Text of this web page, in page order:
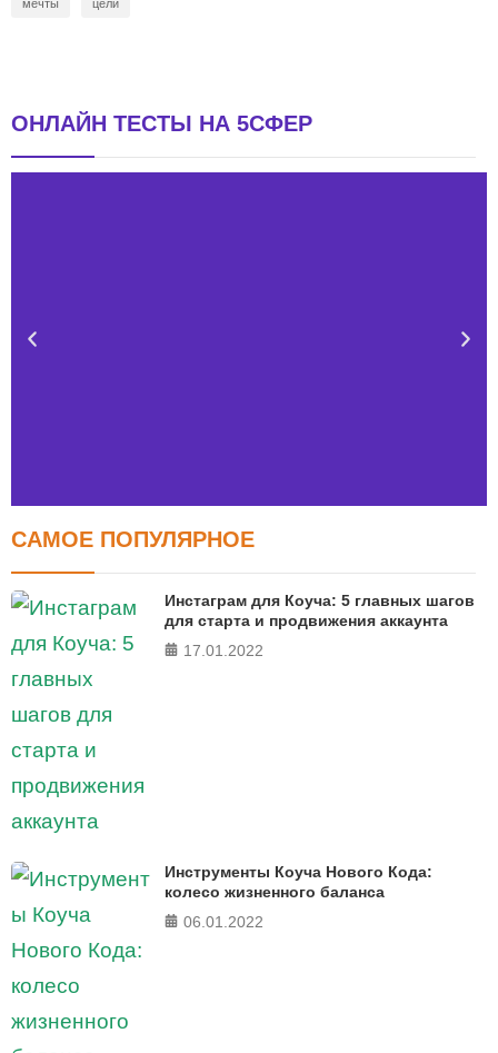
мечты цели
ОНЛАЙН ТЕСТЫ НА 5СФЕР
Тест FERMI
в 5 главных сферах
САМОЕ ПОПУЛЯРНОЕ
Инстаграм для Коуча: 5 главных шагов
для старта и продвижения аккаунта
17.01.2022
Инструменты Коуча Нового Кода:
колесо жизненного баланса
06.01.2022